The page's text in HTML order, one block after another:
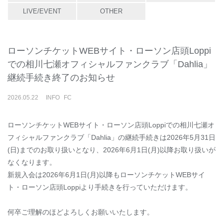
LIVE/EVENT OTHER
ローソンチケットWEBサイト・ローソン店頭Loppi
での相川七瀬オフィシャルファンクラブ「Dahlia」
継続手続き終了のお知らせ
2026.05.22 INFO FC
ローソンチケットWEBサイト・ローソン店頭Loppiでの相川七瀬オ
フィシャルファンクラブ「Dahlia」の継続手続きは2026年5月31日
(日)までのお取り扱いとなり、2026年6月1日(月)以降お取り扱いが
なくなります。
新規入会は2026年6月1日(月)以降もローソンチケットWEBサイ
ト・ローソン店頭Loppiより手続きを行っていただけます。
何卒ご理解のほどよろしくお願いいたします。